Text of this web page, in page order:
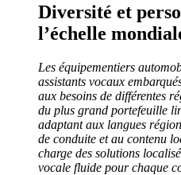
Diversité et
l’échelle
Les équipementiers
assistants vocaux
aux besoins de différentes
du plus grand portefeuille
adaptant aux langues
de conduite et au contenu
charge des solutions
vocale fluide pour chaque